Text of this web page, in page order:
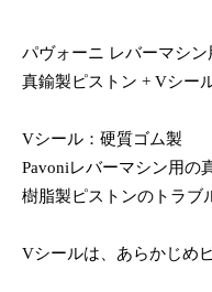
パヴォーニ レバーマシン
真鍮製ピストン + Vシー
Vシール：硬質ゴム製
Pavoniレバーマシン用の
樹脂製ピストンのトラブ
Vシールは、あらかじめ